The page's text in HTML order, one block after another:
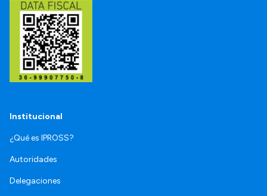
Institucional
¿Qué es IPROSS?
Autoridades
Delegaciones